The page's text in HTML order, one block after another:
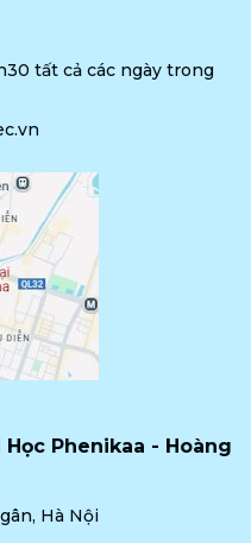
tất cả các ngày trong
Phenikaa - Hoàng
Hà Nội